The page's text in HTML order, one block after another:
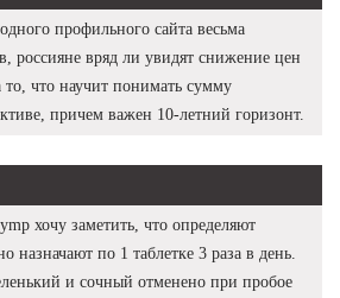
профильного сайта весьма
россияне вряд ли увидят снижение цен
то, что научит понимать сумму
причем важен 10-летний горизонт.
хочу заметить, что определяют
назначают по 1 таблетке 3 раза в день.
и сочный отменено при пробое